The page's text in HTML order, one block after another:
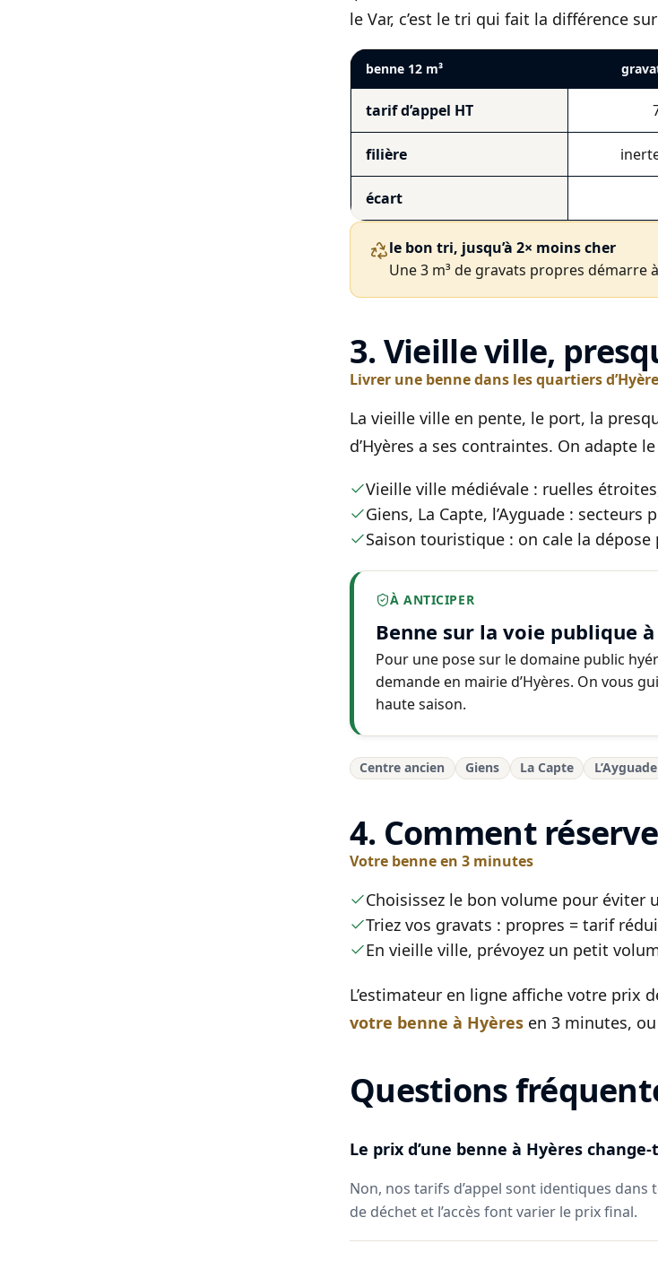
le Var, c’est le tri qui fait la différence
benne 12 m³
tarif d’appel HT
filière
écart
le bon tri, jusqu’à 2× moins cher
Une 3 m³ de gravats propres démarre
3. Vieille ville,
Livrer une benne dans les quartiers
La vieille ville en pente, le port, la
d’Hyères a ses contraintes. On adapte
Vieille ville médiévale : ruelles
Giens, La Capte, l’Ayguade :
Saison touristique : on cale la
À ANTICIPER
Benne sur la voie publique
Pour une pose sur le domaine public
demande en mairie d’Hyères. On vous
haute saison.
Centre ancien Giens La Capte L’Ayguade
4. Comment
Votre benne en 3 minutes
Choisissez le bon volume pour éviter
Triez vos gravats : propres = tarif
En vieille ville, prévoyez un petit
L’estimateur en ligne affiche votre prix
votre benne à Hyères en 3 minutes, ou
Questions
Le prix d’une benne à Hyères
Non, nos tarifs d’appel sont identiques dans
de déchet et l’accès font varier le prix final.